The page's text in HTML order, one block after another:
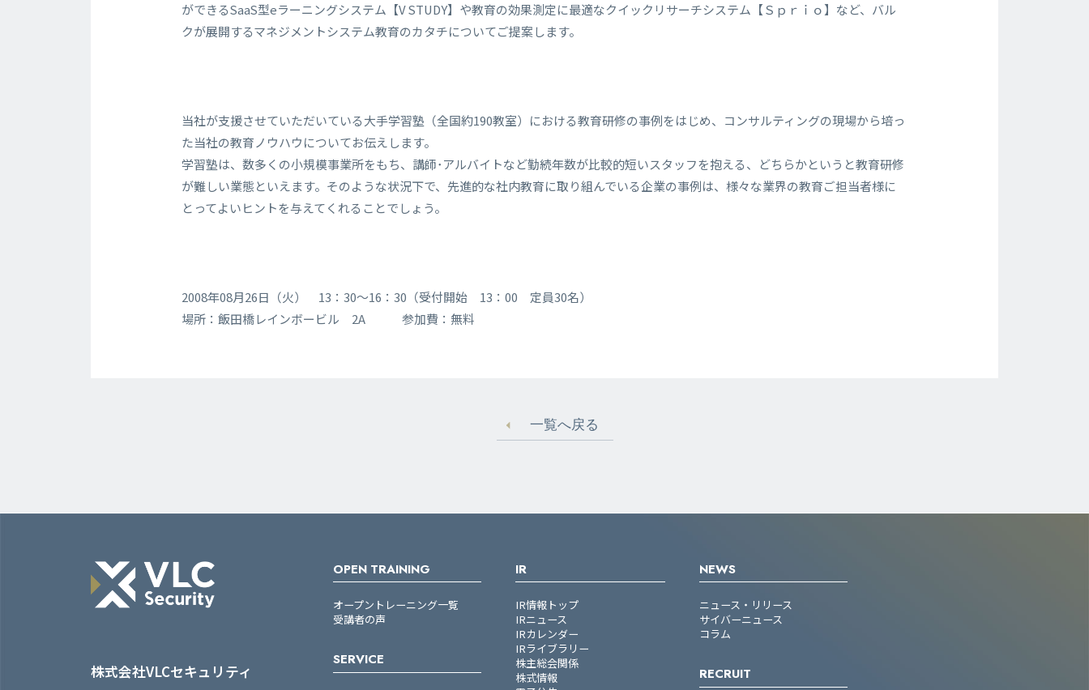
ができるSaaS型eラーニングシステム【V STUDY】や教育の効果測定に最適なクイックリサーチシステム【Ｓｐｒｉｏ】など、バル
クが展開するマネジメントシステム教育のカタチについてご提案します。
当社が支援させていただいている大手学習塾（全国約190教室）における教育研修の事例をはじめ、コンサルティングの現場から培っ
た当社の教育ノウハウについてお伝えします。
学習塾は、数多くの小規模事業所をもち、講師･アルバイトなど勤続年数が比較的短いスタッフを抱える、どちらかというと教育研修
が難しい業態といえます。そのような状況下で、先進的な社内教育に取り組んでいる企業の事例は、様々な業界の教育ご担当者様に
とってよいヒントを与えてくれることでしょう。
2008年08月26日（火） 13：30～16：30（受付開始 13：00 定員30名）
場所：飯田橋レインボービル 2A 参加費：無料
一覧へ戻る
株式会社VLCセキュリティ
OPEN TRAINING
オープントレーニング一覧
受講者の声
SERVICE
IR
IR情報トップ
IRニュース
IRカレンダー
IRライブラリー
株主総会関係
株式情報
NEWS
ニュース・リリース
サイバーニュース
コラム
RECRUIT